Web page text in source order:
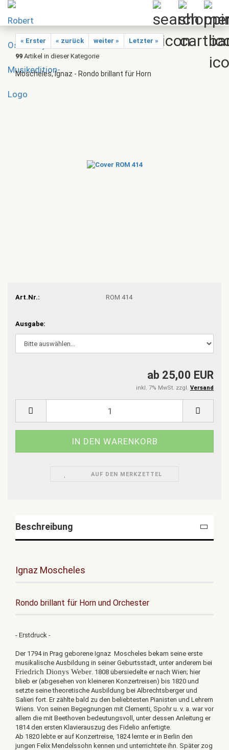
« Erster « zurück weiter »
Letzter »
99 Artikel in dieser Kategorie
Moscheles, Ignaz - Rondo brillant für Horn
Art.Nr.: ROM 414
Ausgabe:
ab 25,00 EUR
inkl. 7% MwSt. zzgl. Versand
AUF DEN MERKZETTEL
Beschreibung
Ignaz Moscheles
Rondo brillant für Horn und Orchester
- Erstdruck -
Der 1794 in Prag geborene Ignaz Moscheles bekam seine erste
musikalische Ausbildung in seiner Geburtsstadt, unter anderem bei
Friedrich Dionys Weber. 1808 übersiedelte er nach Wien; hier
blieb er (abgesehen von kleineren Konzertreisen) bis 1820 und
setzte seine theoretische Ausbildung bei Albrechtsberger und
Salieri fort. Er zählte bald zu den beliebtesten Pianisten und Lehrern
Wiens. Von seinen Begegnungen mit Clementi, Spohr u. v. a. war vor
allem die mit Beethoven bedeutungsvoll, unter dessen Anleitung er
1814 den ersten Klavierauszug des Fidelio anfertigte.
Ab 1820 lebte er auf Konzertreise, 1824 lernte er in Berlin den
jungen Felix Mendelssohn kennen und unterrichtete ihn. Später zog